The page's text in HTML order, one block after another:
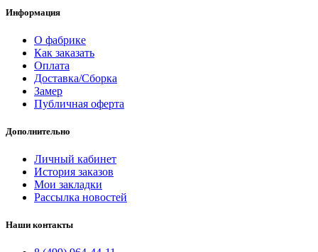
Информация
О фабрике
Как заказать
Оплата
Доставка/Сборка
Замер
Публичная оферта
Дополнительно
Личный кабинет
История заказов
Мои закладки
Рассылка новостей
Наши контакты